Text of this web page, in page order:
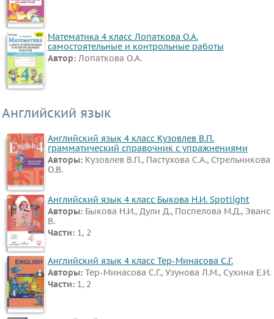
Математика 4 класс Лопаткова О.А.
самостоятельные и контрольные работы
Автор: Лопаткова О.А.
Английский язык
Английский язык 4 класс Кузовлев В.П.
грамматический справочник с упражнениями
Авторы: Кузовлев В.П., Пастухова С.А., Стрельникова
О.В.
Английский язык 4 класс Быкова Н.И. Spotlight
Авторы: Быкова Н.И., Дули Д., Поспелова М.Д., Эванс
В.
Части: 1, 2
Английский язык 4 класс Тер-Минасова С.Г.
Авторы: Тер-Минасова С.Г., Узунова Л.М., Сухина Е.И.
Части: 1, 2